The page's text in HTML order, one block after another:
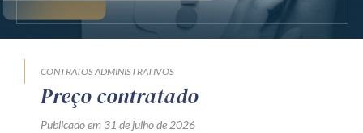
CONTRATOS ADMINISTRATIVOS
Preço contratado
Publicado em 31 de julho de 2026